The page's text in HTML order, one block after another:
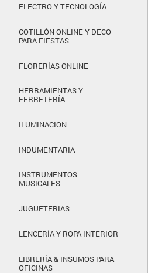
ELECTRO Y TECNOLOGÍA
COTILLÓN ONLINE Y DECO
PARA FIESTAS
FLORERÍAS ONLINE
HERRAMIENTAS Y
FERRETERÍA
ILUMINACION
INDUMENTARIA
INSTRUMENTOS
MUSICALES
JUGUETERIAS
LENCERÍA Y ROPA INTERIOR
LIBRERÍA & INSUMOS PARA
OFICINAS